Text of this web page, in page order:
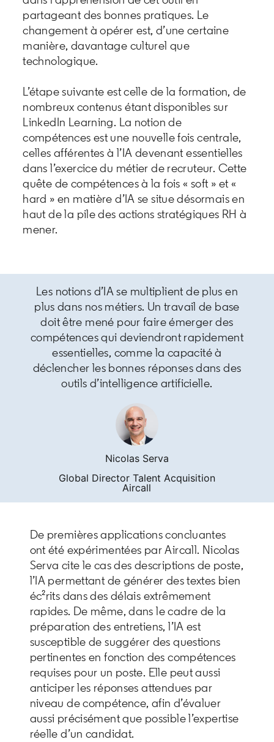
partageant des bonnes pratiques. Le
changement à opérer est, d’une certaine
manière, davantage culturel que
technologique.
L’étape suivante est celle de la formation, de
nombreux contenus étant disponibles sur
LinkedIn Learning. La notion de
compétences est une nouvelle fois centrale,
celles afférentes à l’IA devenant essentielles
dans l’exercice du métier de recruteur. Cette
quête de compétences à la fois « soft » et «
hard » en matière d’IA se situe désormais en
haut de la pile des actions stratégiques RH à
mener.
Les notions d’IA se multiplient de plus en
plus dans nos métiers. Un travail de base
doit être mené pour faire émerger des
compétences qui deviendront rapidement
essentielles, comme la capacité à
déclencher les bonnes réponses dans des
outils d’intelligence artificielle.
Nicolas Serva
Global Director Talent Acquisition
Aircall
De premières applications concluantes
ont été expérimentées par Aircall. Nicolas
Serva cite le cas des descriptions de poste,
l’IA permettant de générer des textes bien
éc²rits dans des délais extrêmement
rapides. De même, dans le cadre de la
préparation des entretiens, l’IA est
susceptible de suggérer des questions
pertinentes en fonction des compétences
requises pour un poste. Elle peut aussi
anticiper les réponses attendues par
niveau de compétence, afin d’évaluer
aussi précisément que possible l’expertise
réelle d’un candidat.